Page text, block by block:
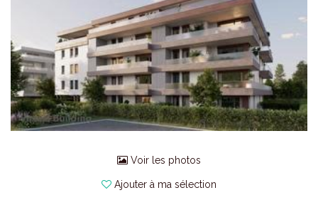
Voir les photos
Ajouter à ma sélection